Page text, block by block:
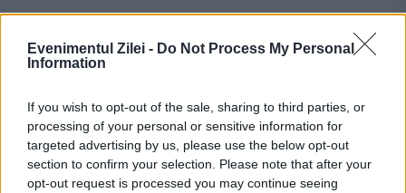
Evenimentul Zilei - Do Not Process My Personal
Information
If you wish to opt-out of the sale, sharing to third parties, or
processing of your personal or sensitive information for
targeted advertising by us, please use the below opt-out
section to confirm your selection. Please note that after your
opt-out request is processed you may continue seeing
Nicolae și Elena Ceaușescu - Ce nu
știai despre relația lor de dragoste.
ISTORIA SECRETĂ cu Ionuț Cristache
18 MAI 2022
Cum a cucerit-o Ceaușescu pe tânăra
Elena? Amănunte noi au ieșit la lumină.